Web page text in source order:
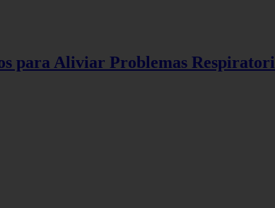
para Aliviar Problemas